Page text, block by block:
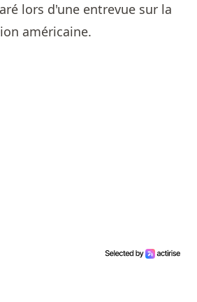
lors d'une entrevue sur la
américaine.